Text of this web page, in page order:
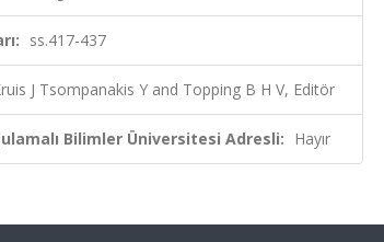
ss.417-437
J Tsompanakis Y and Topping B H V, Editör
Bilimler Üniversitesi Adresli: Hayır